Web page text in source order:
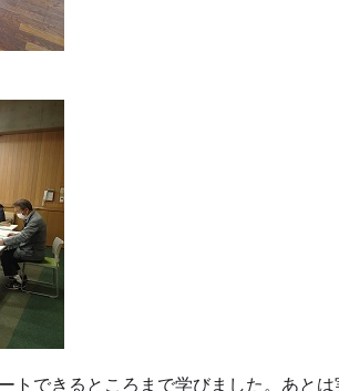
トできるところまで学びました。あとは